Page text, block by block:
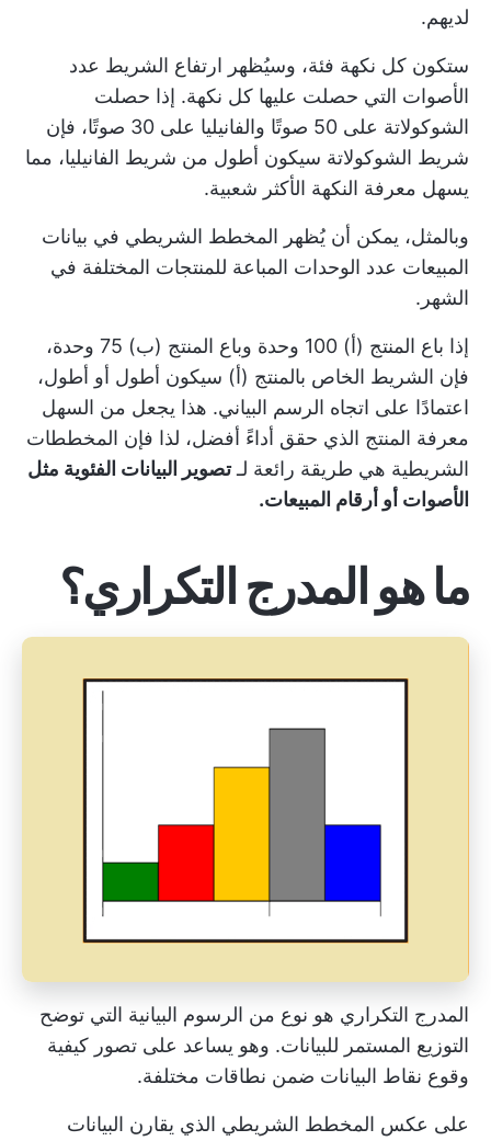
لديهم.
ستكون كل نكهة فئة، وسيُظهر ارتفاع الشريط عدد
الأصوات التي حصلت عليها كل نكهة. إذا حصلت
الشوكولاتة على 50 صوتًا والفانيليا على 30 صوتًا، فإن
شريط الشوكولاتة سيكون أطول من شريط الفانيليا، مما
يسهل معرفة النكهة الأكثر شعبية.
وبالمثل، يمكن أن يُظهر المخطط الشريطي في بيانات
المبيعات عدد الوحدات المباعة للمنتجات المختلفة في
الشهر.
إذا باع المنتج (أ) 100 وحدة وباع المنتج (ب) 75 وحدة،
فإن الشريط الخاص بالمنتج (أ) سيكون أطول أو أطول،
اعتمادًا على اتجاه الرسم البياني. هذا يجعل من السهل
معرفة المنتج الذي حقق أداءً أفضل، لذا فإن المخططات
الشريطية هي طريقة رائعة لـتصوير البيانات الفئوية مثل
الأصوات أو أرقام المبيعات.
ما هو المدرج التكراري؟
المدرج التكراري هو نوع من الرسوم البيانية التي توضح
التوزيع المستمر للبيانات. وهو يساعد على تصور كيفية
وقوع نقاط البيانات ضمن نطاقات مختلفة.
على عكس المخطط الشريطي الذي يقارن البيانات